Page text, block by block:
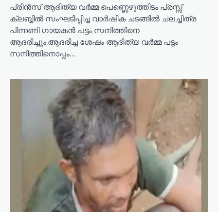
പ്രിൻസ് ആദിത്യ വർമ്മ പെണ്ണെഴുത്തിടം പ്രസ്സ്
ക്ലബ്ബിൽ സംഘടിപ്പിച്ച വാർഷിക ചടങ്ങിൽ ചലച്ചിത്ര
പിന്നണി ഗായകൻ പട്ടം സനിത്തിനെ
ആദരിച്ചും.ആദരിച്ച ശേഷം ആദിത്യ വർമ്മ പട്ടം
സനിത്തിനൊപ്പം…